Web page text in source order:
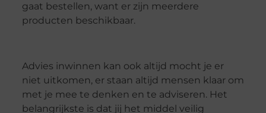
gaat bestellen, want er zijn meerdere
producten beschikbaar.
Advies inwinnen kan ook altijd mocht je er
niet uitkomen, er staan altijd mensen klaar om
met je mee te denken en te adviseren. Het
belangrijkste is dat jij het middel veilig